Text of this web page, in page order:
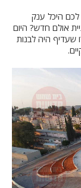
לכם היכל ענק
אולם חדש? היום
שעדיף היה לבנות